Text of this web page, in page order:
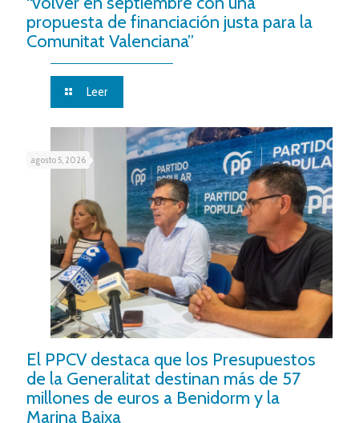
propuesta de financiación justa para la
Comunitat Valenciana”
Leer
agosto 5, 2026
El PPCV destaca que los Presupuestos
de la Generalitat destinan más de 57
millones de euros a Benidorm y la
Marina Baixa